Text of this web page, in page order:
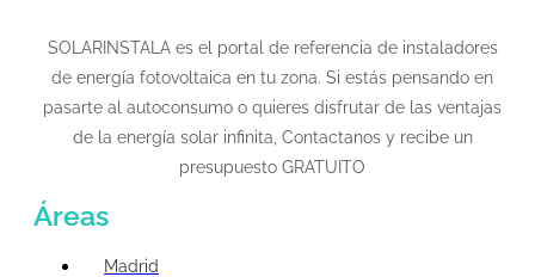
SOLARINSTALA es el portal de referencia de instaladores
de energía fotovoltaica en tu zona. Si estás pensando en
pasarte al autoconsumo o quieres disfrutar de las ventajas
de la energía solar infinita, Contactanos y recibe un
presupuesto GRATUITO
Áreas
Madrid